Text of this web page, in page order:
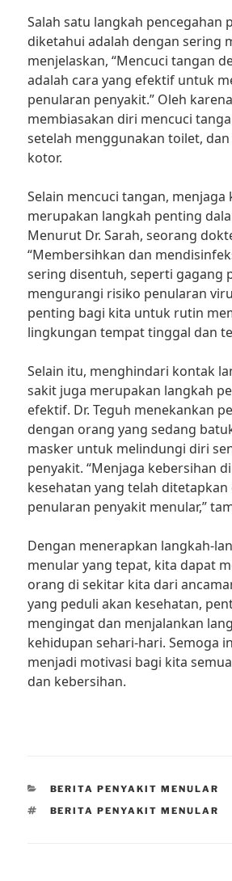
Salah satu langkah pencegahan
diketahui adalah dengan sering
menjelaskan, “Mencuci tangan
adalah cara yang efektif untuk
penularan penyakit.” Oleh
membiasakan diri mencuci
setelah menggunakan toilet,
kotor.
Selain mencuci tangan,
merupakan langkah penting
Menurut Dr. Sarah, seorang
“Membersihkan dan
sering disentuh, seperti gagang
mengurangi risiko penularan
penting bagi kita untuk rutin
lingkungan tempat tinggal dan
Selain itu, menghindari kontak
sakit juga merupakan langkah
efektif. Dr. Teguh menekankan
dengan orang yang sedang
masker untuk melindungi diri
penyakit. “Menjaga kebersihan
kesehatan yang telah
penularan penyakit menular,”
Dengan menerapkan langkah-
menular yang tepat, kita dapat
orang di sekitar kita dari
yang peduli akan kesehatan,
mengingat dan menjalankan
kehidupan sehari-hari. Semoga
menjadi motivasi bagi kita
dan kebersihan.
CATEGORIES
BERITA PENYAKIT MENULAR
TAGS
BERITA PENYAKIT MENULAR